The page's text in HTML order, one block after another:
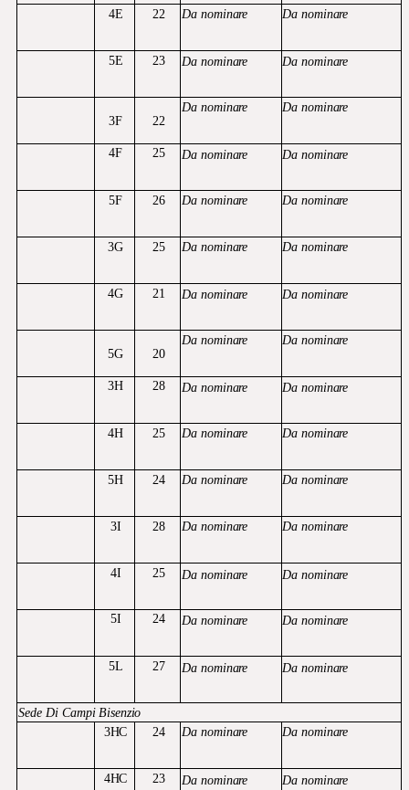
4E 22 Da nominare Da nominare
5E 23 Da nominare Da nominare
3F 22
Da nominare Da nominare
4F 25 Da nominare Da nominare
5F 26 Da nominare Da nominare
3G 25 Da nominare Da nominare
4G 21 Da nominare Da nominare
5G 20
Da nominare Da nominare
3H 28 Da nominare Da nominare
4H 25 Da nominare Da nominare
5H 24 Da nominare Da nominare
3I 28 Da nominare Da nominare
4I 25 Da nominare Da nominare
5I 24 Da nominare Da nominare
5L 27 Da nominare Da nominare
Sede Di Campi Bisenzio
3HC
24 Da nominare Da nominare
4HC 23 Da nominare Da nominare